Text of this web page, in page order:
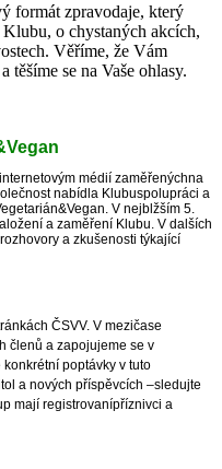
formát zpravodaje, který
o chystaných akcích,
Věříme, že Vám
těšíme se na Vaše ohlasy.
médií zaměřenýchna
nabídla Klubuspolupráci a
V nejblžším 5.
a zaměření Klubu. V dalších
a zkušenosti týkající
ČSVV. V mezičase
členů a zapojujeme se v
poptávky v tuto
a nových příspěvcích –sledujte
mají registrovanípříznivci a